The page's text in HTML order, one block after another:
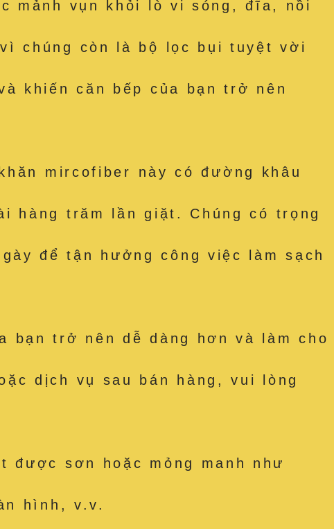
mảnh vụn khỏi lò vi sóng, đĩa, nồi
chúng còn là bộ lọc bụi tuyệt vời
khiến căn bếp của bạn trở nên
mircofiber này có đường khâu
hàng trăm lần giặt. Chúng có trọng
để tận hưởng công việc làm sạch
bạn trở nên dễ dàng hơn và làm cho
dịch vụ sau bán hàng, vui lòng
được sơn hoặc mỏng manh như
hình, v.v.